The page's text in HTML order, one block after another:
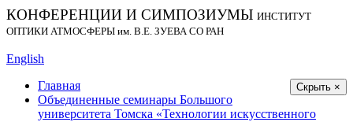
КОНФЕРЕНЦИИ И СИМПОЗИУМЫ ИНСТИТУТ
ОПТИКИ АТМОСФЕРЫ им. В.Е. ЗУЕВА СО РАН
English
Скрыть ×
Главная
Объединенные семинары Большого
университета Томска «Технологии искусственного